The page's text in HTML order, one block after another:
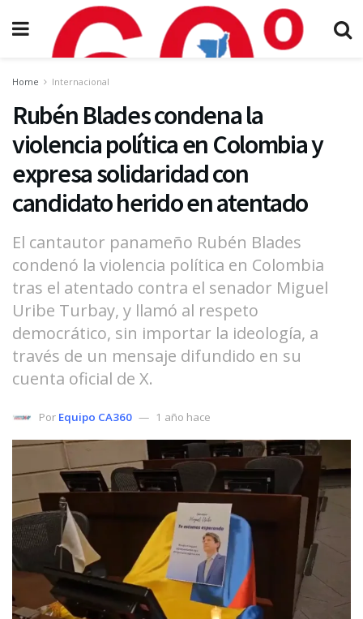
Home Internacional
Rubén Blades condena la
violencia política en Colombia y
expresa solidaridad con
candidato herido en atentado
El cantautor panameño Rubén Blades
condenó la violencia política en Colombia
tras el atentado contra el senador Miguel
Uribe Turbay, y llamó al respeto
democrático, sin importar la ideología, a
través de un mensaje difundido en su
cuenta oficial de X.
Por Equipo CA360 1 año hace